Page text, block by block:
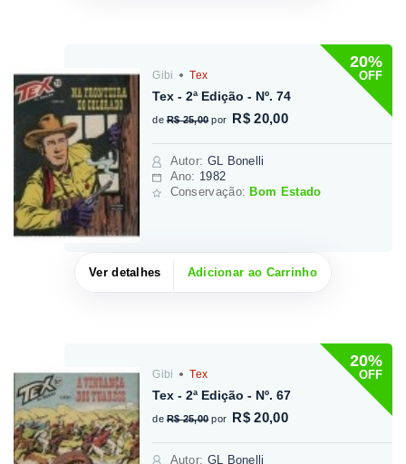
20%
OFF
Gibi Tex
Tex - 2ª Edição - Nº. 74
de R$ 25,00 por R$ 20,00
Autor: GL Bonelli
Ano: 1982
Conservação: Bom Estado
Ver detalhes Adicionar ao Carrinho
20%
OFF
Gibi Tex
Tex - 2ª Edição - Nº. 67
de R$ 25,00 por R$ 20,00
Autor: GL Bonelli